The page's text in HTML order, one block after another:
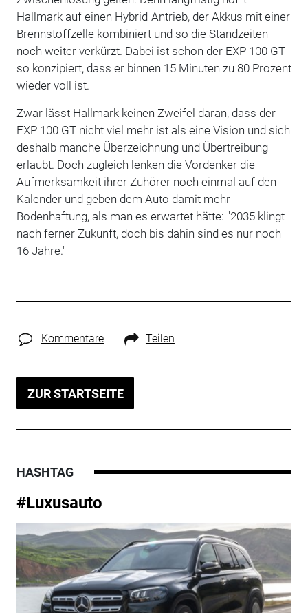
Hallmark auf einen Hybrid-Antrieb, der Akkus mit einer
Brennstoffzelle kombiniert und so die Standzeiten
noch weiter verkürzt. Dabei ist schon der EXP 100 GT
so konzipiert, dass er binnen 15 Minuten zu 80 Prozent
wieder voll ist.
Zwar lässt Hallmark keinen Zweifel daran, dass der
EXP 100 GT nicht viel mehr ist als eine Vision und sich
deshalb manche Überzeichnung und Übertreibung
erlaubt. Doch zugleich lenken die Vordenker die
Aufmerksamkeit ihrer Zuhörer noch einmal auf den
Kalender und geben dem Auto damit mehr
Bodenhaftung, als man es erwartet hätte: "2035 klingt
nach ferner Zukunft, doch bis dahin sind es nur noch
16 Jahre."
Kommentare Teilen
ZUR STARTSEITE
HASHTAG
#Luxusauto